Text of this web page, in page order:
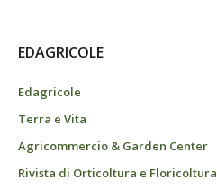
EDAGRICOLE
Edagricole
Terra e Vita
Agricommercio & Garden Center
Rivista di Orticoltura e Floricoltura